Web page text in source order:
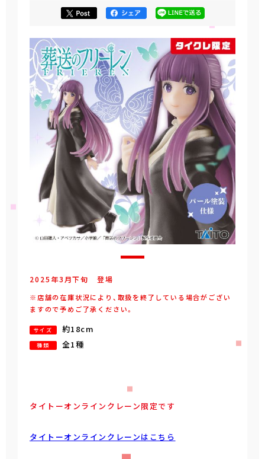
2025年3 月下旬 登場
※店舗の在庫状況により、取扱を終了している場合がござい
ますので予めご了承ください。
サイズ 約18cm
種類 全1種
タイトーオンラインクレーン限定です
タイトーオンラインクレーンはこちら